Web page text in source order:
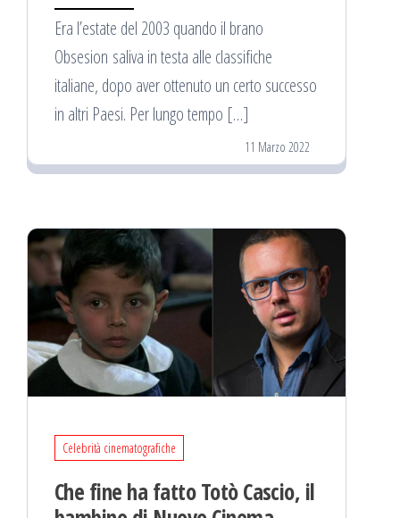
Era l’estate del 2003 quando il brano
Obsesion saliva in testa alle classifiche
italiane, dopo aver ottenuto un certo successo
in altri Paesi. Per lungo tempo […]
11 Marzo 2022
Celebrità cinematografiche
Che fine ha fatto Totò Cascio, il